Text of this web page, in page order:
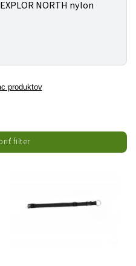
NORTH nylon
produktov
filter